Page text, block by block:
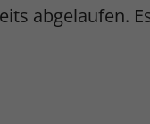
abgelaufen.